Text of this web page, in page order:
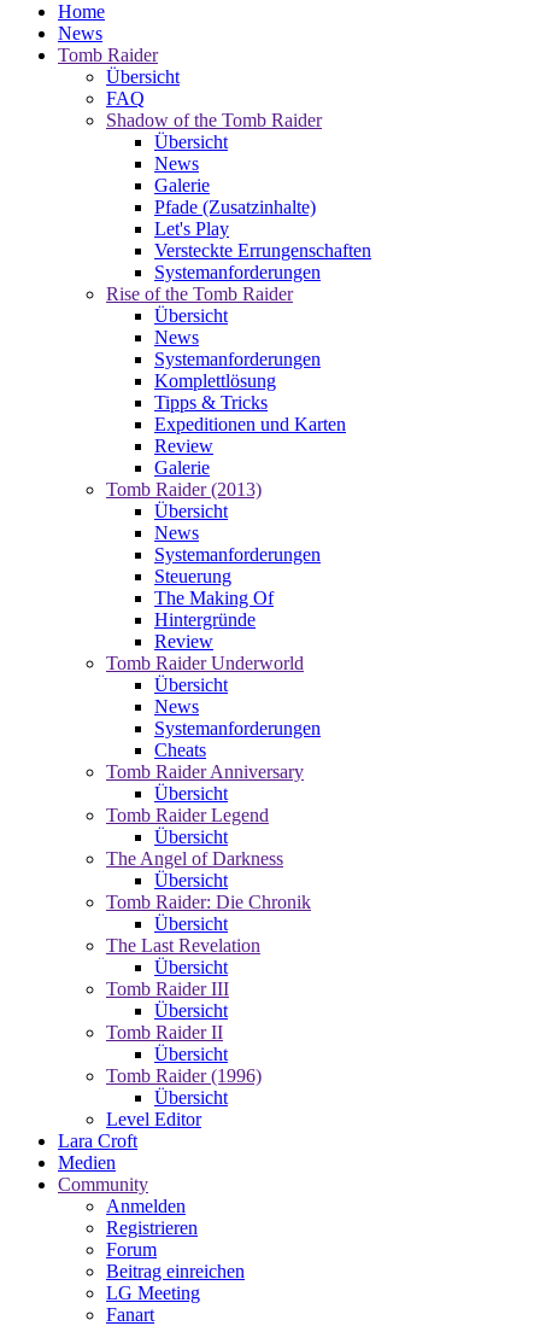
Home
News
Tomb Raider
Übersicht
FAQ
Shadow of the Tomb Raider
Übersicht
News
Galerie
Pfade (Zusatzinhalte)
Let's Play
Versteckte Errungenschaften
Systemanforderungen
Rise of the Tomb Raider
Übersicht
News
Systemanforderungen
Komplettlösung
Tipps & Tricks
Expeditionen und Karten
Review
Galerie
Tomb Raider (2013)
Übersicht
News
Systemanforderungen
Steuerung
The Making Of
Hintergründe
Review
Tomb Raider Underworld
Übersicht
News
Systemanforderungen
Cheats
Tomb Raider Anniversary
Übersicht
Tomb Raider Legend
Übersicht
The Angel of Darkness
Übersicht
Tomb Raider: Die Chronik
Übersicht
The Last Revelation
Übersicht
Tomb Raider III
Übersicht
Tomb Raider II
Übersicht
Tomb Raider (1996)
Übersicht
Level Editor
Lara Croft
Medien
Community
Anmelden
Registrieren
Forum
Beitrag einreichen
LG Meeting
Fanart